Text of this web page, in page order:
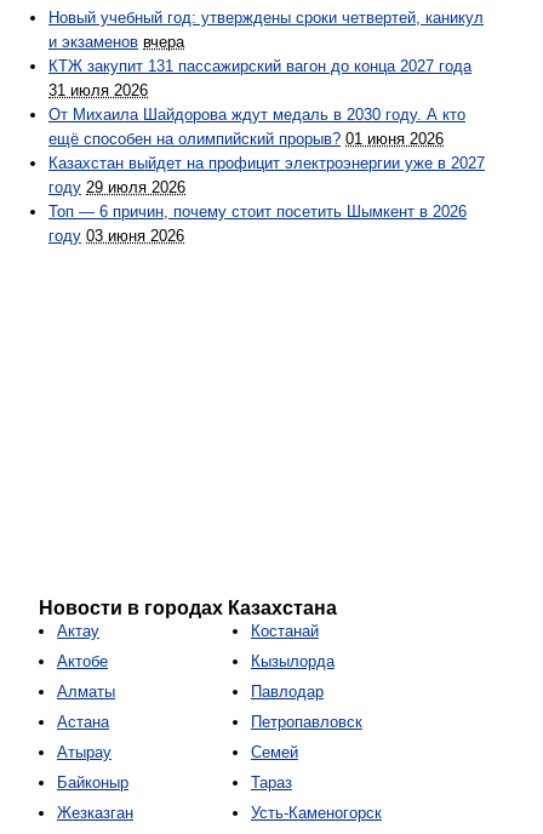
Новый учебный год: утверждены сроки четвертей, каникул
и экзаменов вчера
КТЖ закупит 131 пассажирский вагон до конца 2027 года
31 июля 2026
От Михаила Шайдорова ждут медаль в 2030 году. А кто
ещё способен на олимпийский прорыв? 01 июня 2026
Казахстан выйдет на профицит электроэнергии уже в 2027
году 29 июля 2026
Топ — 6 причин, почему стоит посетить Шымкент в 2026
году 03 июня 2026
Новости в городах Казахстана
Актау
Актобе
Алматы
Астана
Атырау
Байконыр
Жезказган
Костанай
Кызылорда
Павлодар
Петропавловск
Семей
Тараз
Усть-Каменогорск